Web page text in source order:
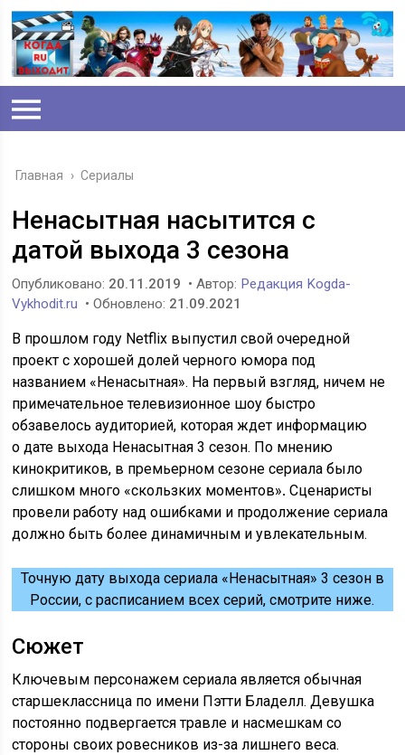
Главная › Сериалы
Ненасытная насытится с
датой выхода 3 сезона
Опубликовано: 20.11.2019 • Автор: Редакция Kogda-
Vykhodit.ru • Обновлено: 21.09.2021
В прошлом году Netflix выпустил свой очередной
проект с хорошей долей черного юмора под
названием «Ненасытная». На первый взгляд, ничем не
примечательное телевизионное шоу быстро
обзавелось аудиторией, которая ждет информацию
о дате выхода Ненасытная 3 сезон. По мнению
кинокритиков, в премьерном сезоне сериала было
слишком много «скользких моментов».Сценаристы
провели работу над ошибками и продолжение сериала
должно быть более динамичным и увлекательным.
Точную дату выхода сериала «Ненасытная» 3 сезон в
России, с расписанием всех серий, смотрите ниже.
Сюжет
Ключевым персонажем сериала является обычная
старшеклассница по имени Пэтти Бладелл. Девушка
постоянно подвергается травле и насмешкам со
стороны своих ровесников из-за лишнего веса.